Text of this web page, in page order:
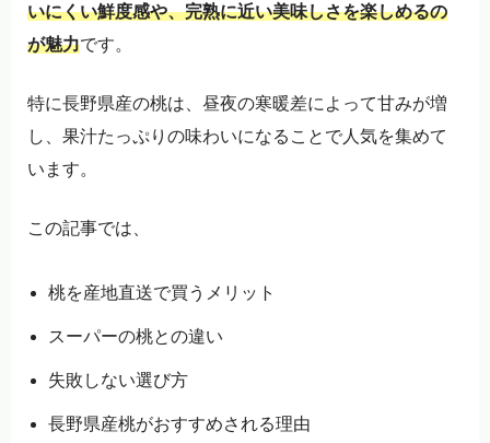
いにくい鮮度感や、完熟に近い美味しさを楽しめるの
が魅力です。
特に長野県産の桃は、昼夜の寒暖差によって甘みが増
し、果汁たっぷりの味わいになることで人気を集めて
います。
この記事では、
桃を産地直送で買うメリット
スーパーの桃との違い
失敗しない選び方
長野県産桃がおすすめされる理由